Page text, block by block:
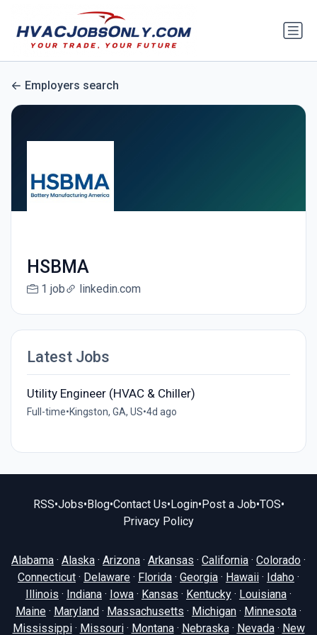
Employers search
HSBMA
1 job linkedin.com
Latest Jobs
Utility Engineer (HVAC & Chiller)
Full-time•Kingston, GA, US•4d ago
RSS•Jobs• Blog•Contact Us• Login• Post a Job•TOS•
Privacy Policy
Alabama · Alaska · Arizona · Arkansas · California · Colorado ·
Connecticut · Delaware · Florida · Georgia · Hawaii · Idaho ·
Illinois · Indiana · Iowa · Kansas · Kentucky · Louisiana ·
Maine · Maryland · Massachusetts · Michigan · Minnesota ·
Mississippi· Missouri· Montana· Nebraska· Nevada· New